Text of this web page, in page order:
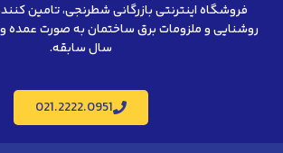
فروشگاه اینترنتی بازرگانی شطرنجی، تامین
سال سابقه.
021.2222.0951